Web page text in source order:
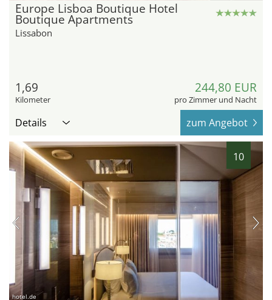
Europe Lisboa Boutique Hotel
Boutique Apartments
Lissabon
1,69
Kilometer
244,80 EUR
pro Zimmer und Nacht
Details zum Angebot
10
hotel.de